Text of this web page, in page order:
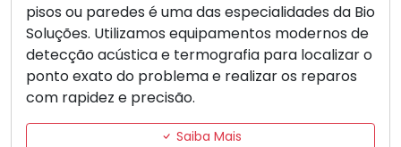
pisos ou paredes é uma das especialidades da Bio
Soluções. Utilizamos equipamentos modernos de
detecção acústica e termografia para localizar o
ponto exato do problema e realizar os reparos
com rapidez e precisão.
Saiba Mais